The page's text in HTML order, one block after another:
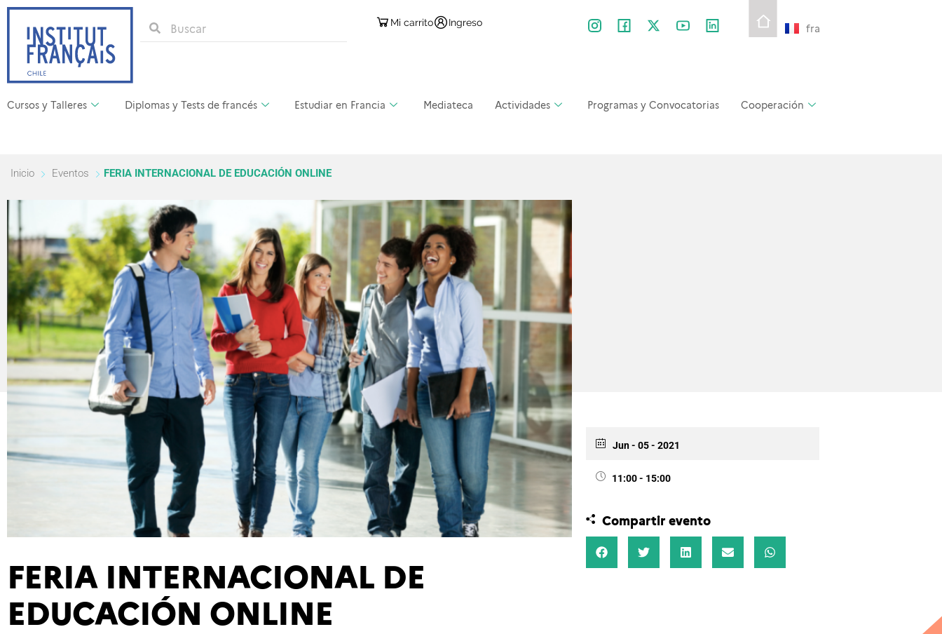
Mi carrito Ingreso fra
Cursos y Talleres Diplomas y Tests de francés Estudiar en Francia Mediateca Actividades Programas y Convocatorias Cooperación
Inicio Eventos FERIA INTERNACIONAL DE EDUCACIÓN ONLINE
FERIA INTERNACIONAL DE
EDUCACIÓN ONLINE
Jun - 05 - 2021
11:00 - 15:00
Compartir evento